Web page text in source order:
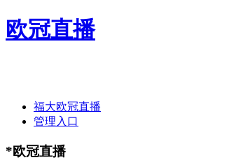
欧冠直播
福大欧冠直播
管理入口
*欧冠直播